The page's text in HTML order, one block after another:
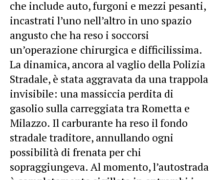
che include auto, furgoni e mezzi pesanti,
incastrati l’uno nell’altro in uno spazio
angusto che ha reso i soccorsi
un’operazione chirurgica e difficilissima.
La dinamica, ancora al vaglio della Polizia
Stradale, è stata aggravata da una trappola
invisibile: una massiccia perdita di
gasolio sulla carreggiata tra Rometta e
Milazzo. Il carburante ha reso il fondo
stradale traditore, annullando ogni
possibilità di frenata per chi
sopraggiungeva. Al momento, l’autostrada